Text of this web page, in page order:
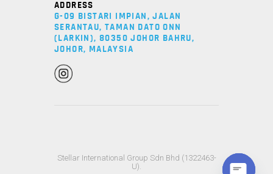
ADDRESS
G-09 BISTARI IMPIAN, JALAN
SERANTAU, TAMAN DATO ONN
(LARKIN), 80350 JOHOR BAHRU,
JOHOR, MALAYSIA
Stellar International Group Sdn Bhd (1322463-
U).